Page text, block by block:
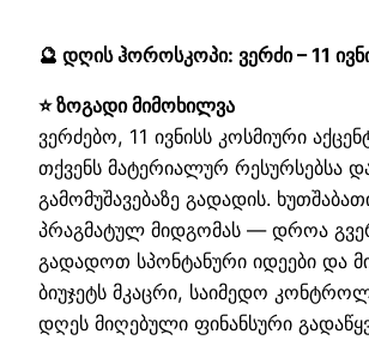
🔮 დღის ჰოროსკოპი: ვერძი – 11
⭐ ზოგადი მიმოხილვა
ვერძებო, 11 ივნისს კოსმიური
თქვენს მატერიალურ რესურსებსა
გამომუშავებაზე გადადის.
პრაგმატულ მიდგომას — დროა
გადადოთ სპონტანური იდეები და
ბიუჯეტს მკაცრი, საიმედო
დღეს მიღებული ფინანსური